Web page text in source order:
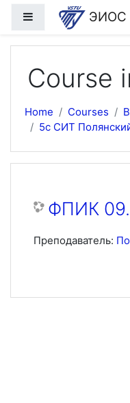
Skip to main content
Side panel ЭИОС
Course
Home Courses
5с СИТ
ФПИК
Преподаватель: